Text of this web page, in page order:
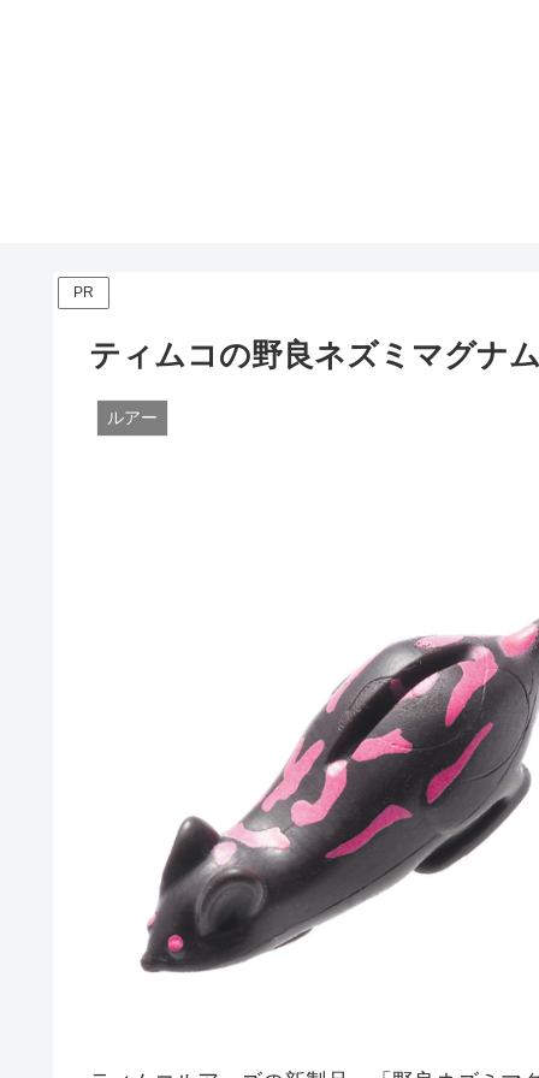
PR
ティムコの野良ネズミマグナ
ルアー